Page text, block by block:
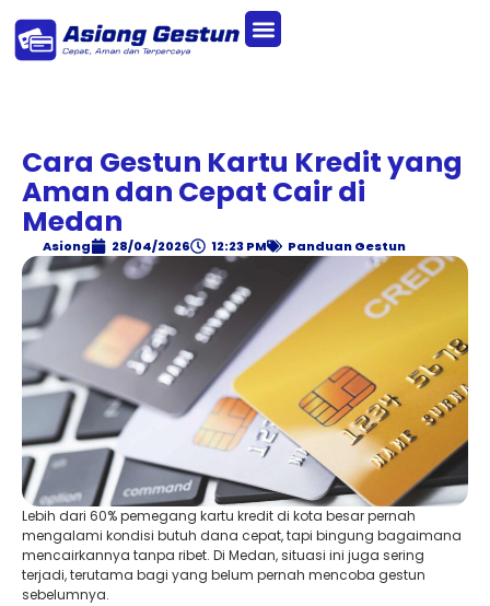
Cara Gestun Kartu Kredit yang
Aman dan Cepat Cair di
Medan
Asiong 28/04/2026 12:23 PM Panduan Gestun
Lebih dari 60% pemegang kartu kredit di kota besar pernah
mengalami kondisi butuh dana cepat, tapi bingung bagaimana
mencairkannya tanpa ribet. Di Medan, situasi ini juga sering
terjadi, terutama bagi yang belum pernah mencoba gestun
sebelumnya.